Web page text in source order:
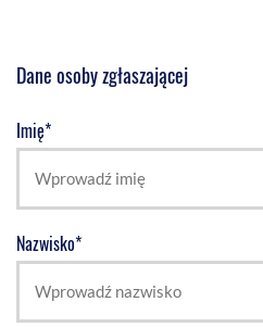
Dane osoby zgłaszającej
Imię*
Nazwisko*